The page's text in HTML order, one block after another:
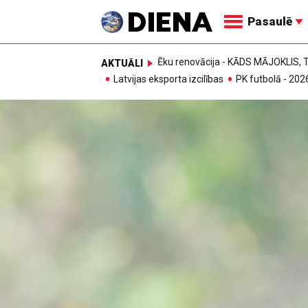
Pasaulē
AKTUĀLI
Ēku renovācija - KĀDS MĀJOKLIS,
Latvijas eksporta izcilības
PK futbolā -